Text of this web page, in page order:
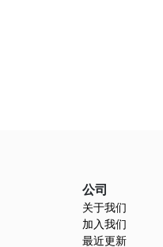
公司
关于我们
加入我们
最近更新